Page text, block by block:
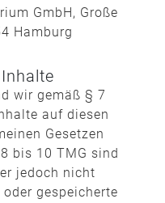
GmbH, Große
Hamburg
wir gemäß § 7
auf diesen
Gesetzen
bis 10 TMG sind
jedoch nicht
gespeicherte